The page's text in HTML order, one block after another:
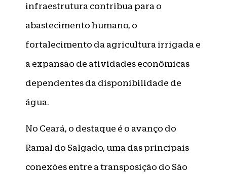
infraestrutura contribua para o
abastecimento humano, o
fortalecimento da agricultura irrigada e
a expansão de atividades econômicas
dependentes da disponibilidade de
água.
No Ceará, o destaque é o avanço do
Ramal do Salgado, uma das principais
conexões entre a transposição do São